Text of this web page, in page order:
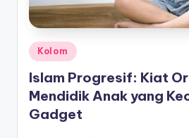
Posted
in
Kolom
Islam Progresif: Kiat
Mendidik Anak yang
Gadget